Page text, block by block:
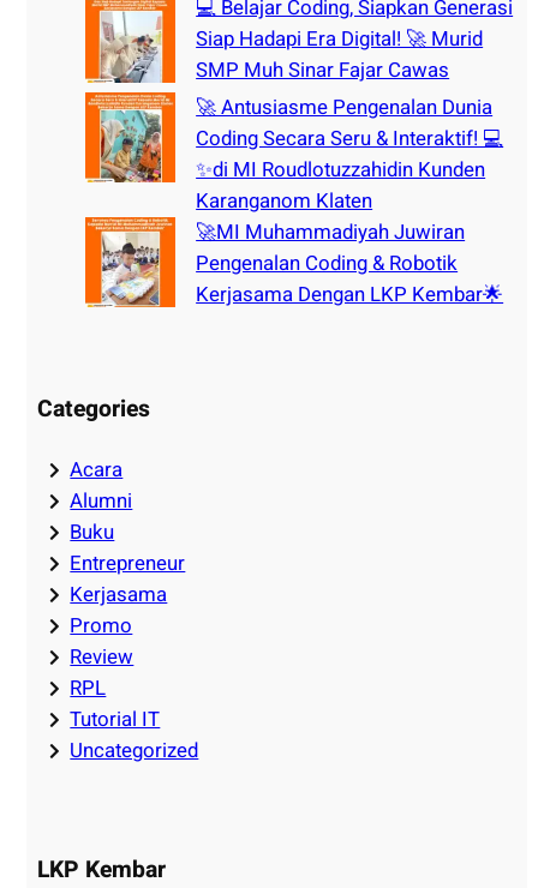
💻 Belajar Coding, Siapkan Generasi
Siap Hadapi Era Digital! 🚀 Murid
SMP Muh Sinar Fajar Cawas
🚀 Antusiasme Pengenalan Dunia
Coding Secara Seru & Interaktif! 💻
✨di MI Roudlotuzzahidin Kunden
Karanganom Klaten
🚀MI Muhammadiyah Juwiran
Pengenalan Coding & Robotik
Kerjasama Dengan LKP Kembar🌟
Categories
Acara
Alumni
Buku
Entrepreneur
Kerjasama
Promo
Review
RPL
Tutorial IT
Uncategorized
LKP Kembar